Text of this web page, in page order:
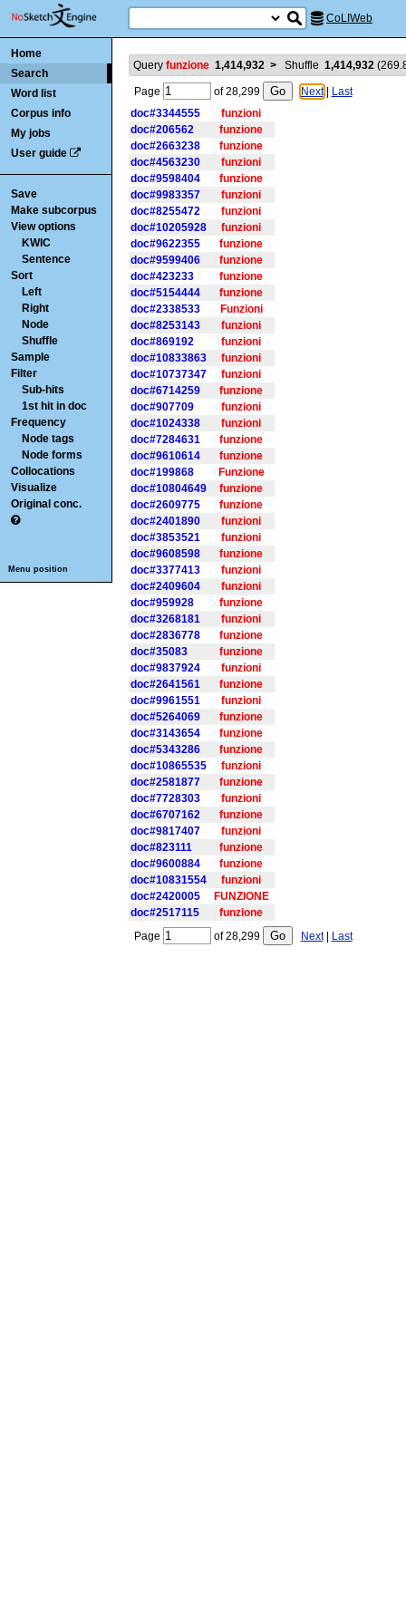
CoLIWeb
Home
Search
Word list
Corpus info
My jobs
User guide
Save
Make subcorpus
View options
KWIC
Sentence
Sort
Left
Right
Node
Shuffle
Sample
Filter
Sub-hits
1st hit in doc
Frequency
Node tags
Node forms
Collocations
Visualize
Original conc.
Menu position
Query funzione 1,414,932 > Shuffle 1,414,932(
Page of28,299 Next|
Last
doc#3344555
funzioni
doc#206562
funzione
doc#2663238
funzione
doc#4563230
funzioni
doc#9598404
funzione
doc#9983357
funzioni
doc#8255472
funzioni
doc#10205928
funzioni
doc#9622355
funzione
doc#9599406
funzione
doc#423233
funzione
doc#5154444
funzione
doc#2338533
Funzioni
doc#8253143
funzioni
doc#869192
funzioni
doc#10833863
funzioni
doc#10737347
funzioni
doc#6714259
funzione
doc#907709
funzioni
doc#1024338
funzioni
doc#7284631
funzione
doc#9610614
funzione
doc#199868
Funzione
doc#10804649
funzione
doc#2609775
funzione
doc#2401890
funzioni
doc#3853521
funzioni
doc#9608598
funzione
doc#3377413
funzioni
doc#2409604
funzioni
doc#959928
funzione
doc#3268181
funzioni
doc#2836778
funzione
doc#35083
funzione
doc#9837924
funzioni
doc#2641561
funzione
doc#9961551
funzioni
doc#5264069
funzione
doc#3143654
funzione
doc#5343286
funzione
doc#10865535
funzioni
doc#2581877
funzione
doc#7728303
funzioni
doc#6707162
funzione
doc#9817407
funzioni
doc#823111
funzione
doc#9600884
funzione
doc#10831554
funzioni
doc#2420005
FUNZIONE
doc#2517115
funzione
Page
of28,299 Next| Last